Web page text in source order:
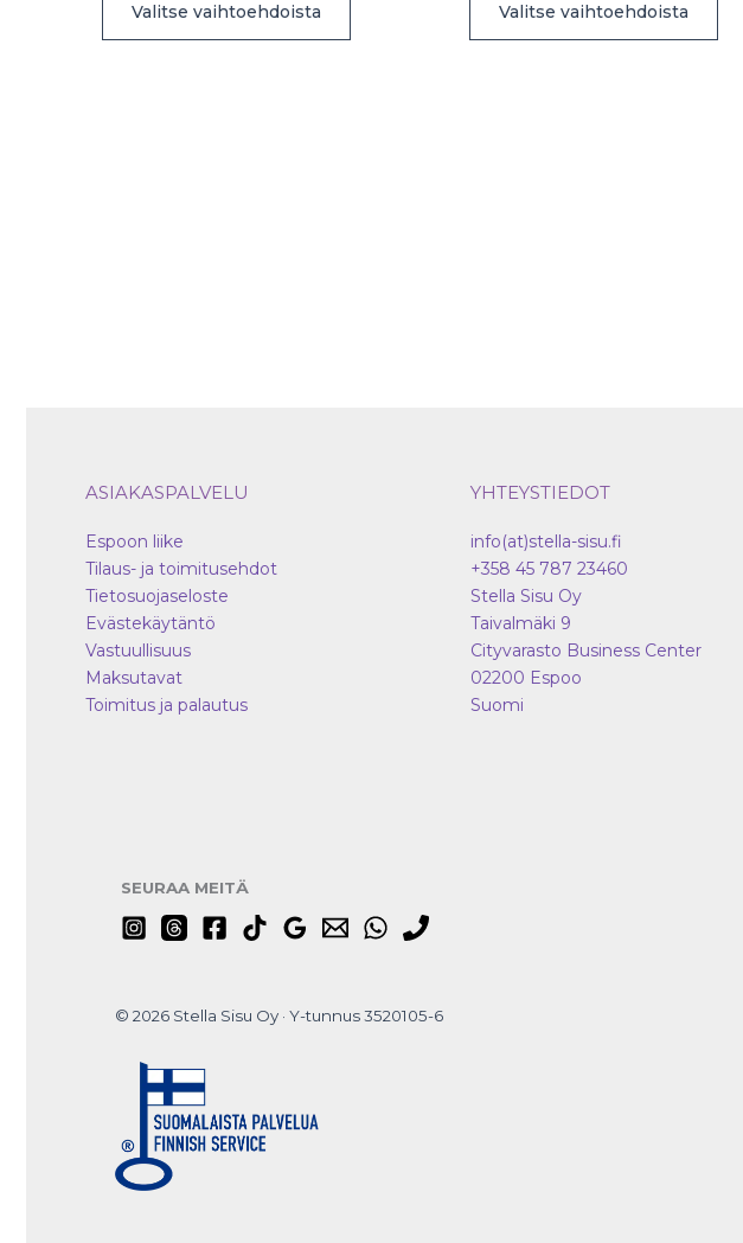
Valitse vaihtoehdoista
on
Valitse vaihtoehdoista
on
ASIAKASPALVELU
Espoon liike
Tilaus- ja toimitusehdot
Tietosuojaseloste
Evästekäytäntö
Vastuullisuus
Maksutavat
Toimitus ja palautus
YHTEYSTIEDOT
info(at)stella-sisu.fi
+358 45 787 23460
Stella Sisu Oy
Taivalmäki 9
Cityvarasto Business Center
02200 Espoo
Suomi
SEURAA MEITÄ
© 2026 Stella Sisu Oy · Y-tunnus 3520105-6